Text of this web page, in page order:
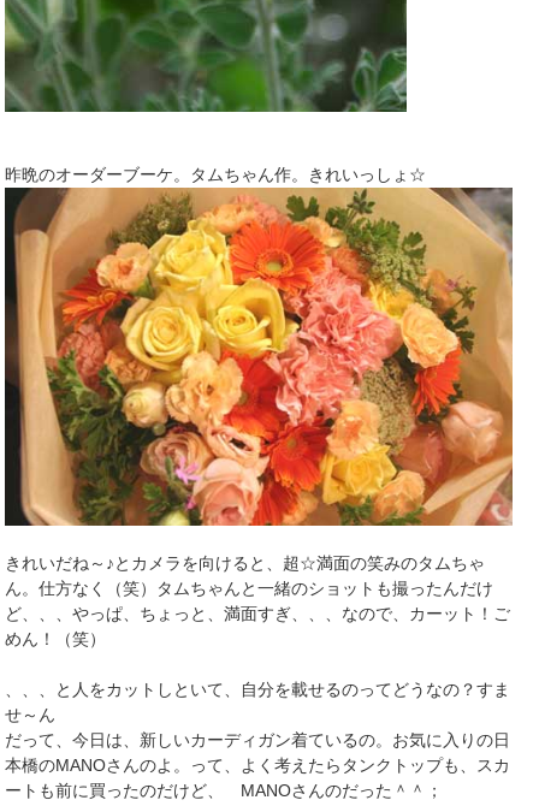
昨晩のオーダーブーケ。タムちゃん作。きれいっしょ☆
きれいだね～♪とカメラを向けると、超☆満面の笑みのタムちゃ
ん。仕方なく（笑）タムちゃんと一緒のショットも撮ったんだけ
ど、、、やっぱ、ちょっと、満面すぎ、、、なので、カーット！ご
めん！（笑）
、、、と人をカットしといて、自分を載せるのってどうなの？すま
せ～ん
だって、今日は、新しいカーディガン着ているの。お気に入りの日
本橋のMANOさんのよ。って、よく考えたらタンクトップも、スカ
ートも前に買ったのだけど、 MANOさんのだった＾＾；